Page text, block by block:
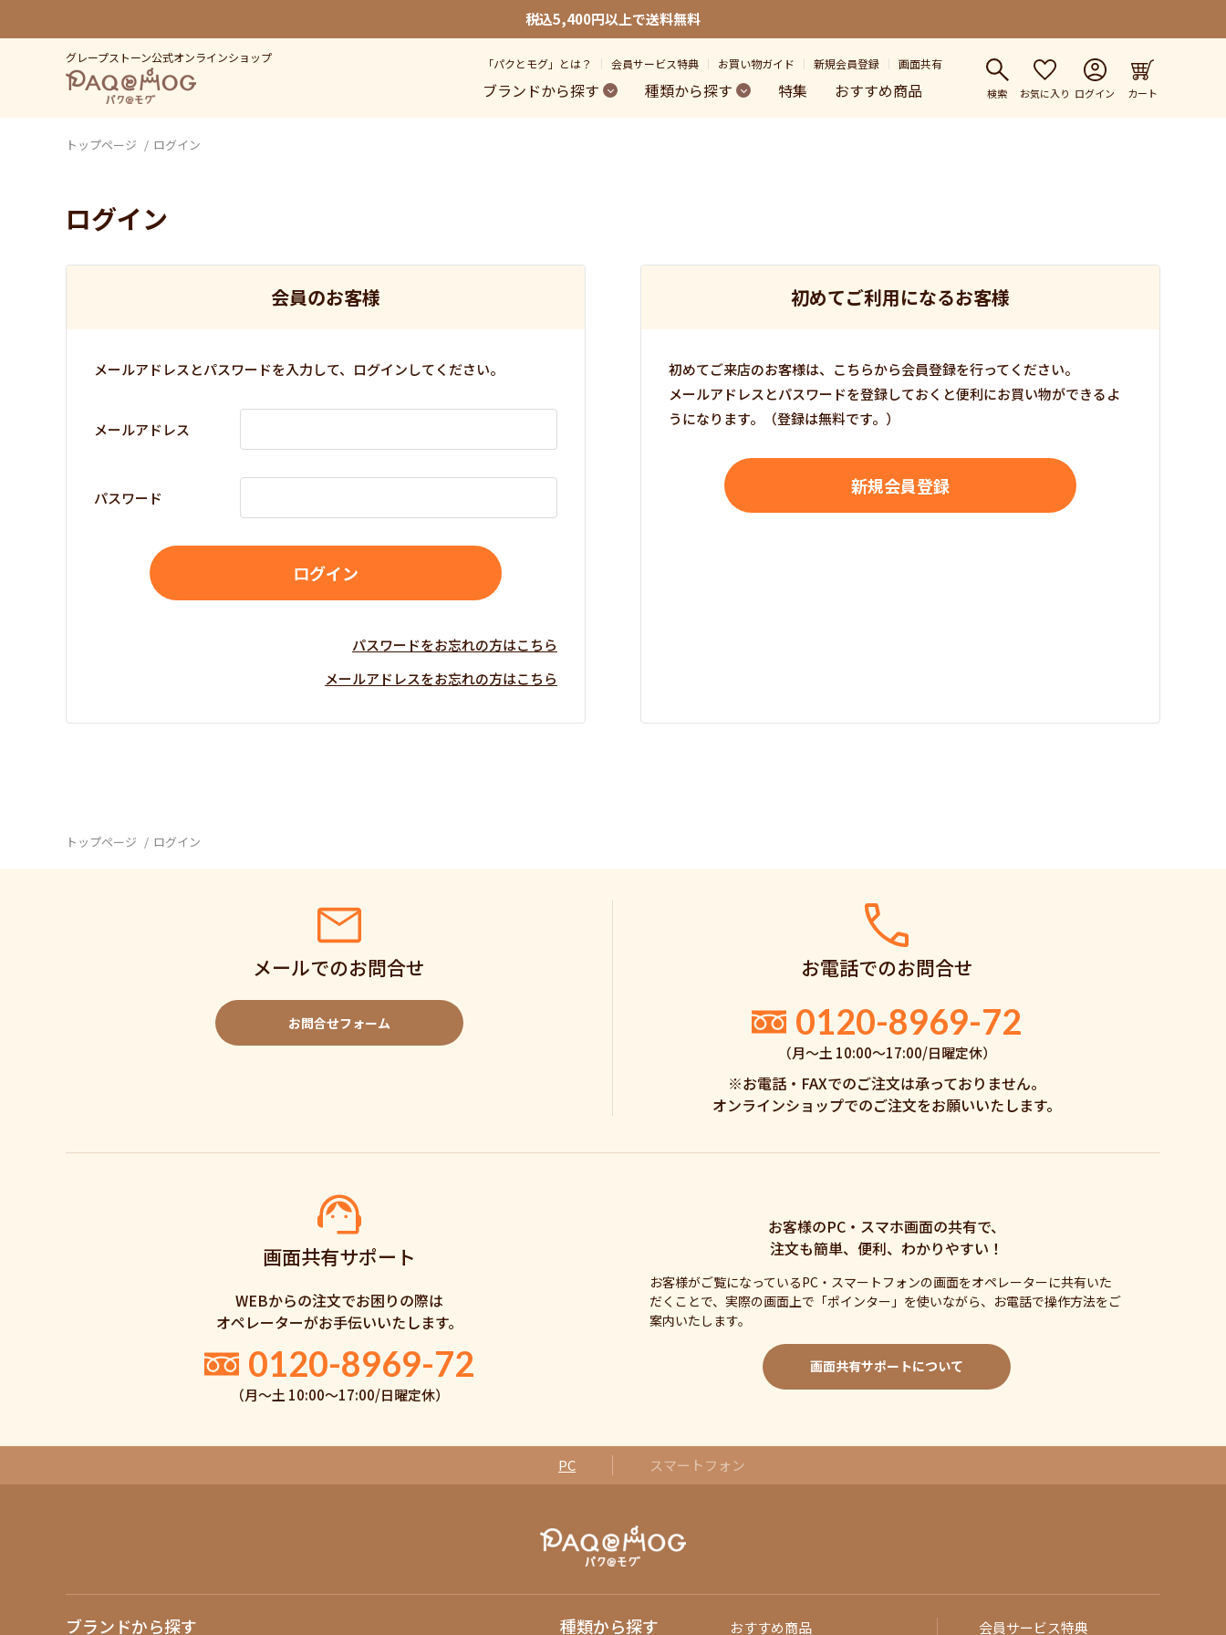
税込5,400円以上で送料無料
グレープストーン公式オンラインショップ 「パクとモグ」とは？ 会員サービス特典 お買い物ガイド 新規会員登録 画面共有
ブランドから探す 種類から探す 特集 おすすめ商品 検索 お気に入り ログイン カート
トップページ ログイン
ログイン
会員のお客様
メールアドレスとパスワードを入力して、ログインしてください。
メールアドレス
パスワード
パスワードをお忘れの方はこちら
メールアドレスをお忘れの方はこちら
初めてご利用になるお客様
初めてご来店のお客様は、こちらから会員登録を行ってください。
メールアドレスとパスワードを登録しておくと便利にお買い物ができるよ
うになります。（登録は無料です。）
トップページ ログイン
メールでのお問合せ
お問合せフォーム
お電話でのお問合せ
0120-8969-72
（月〜土 10:00〜17:00/日曜定休）
※お電話・FAXでのご注文は承っておりません。
オンラインショップでのご注文をお願いいたします。
画面共有サポート
WEBからの注文でお困りの際は
オペレーターがお手伝いいたします。
0120-8969-72
（月〜土 10:00〜17:00/日曜定休）
お客様のPC・スマホ画面の共有で、
注文も簡単、便利、わかりやすい！
お客様がご覧になっているPC・スマートフォンの画面をオペレーターに共有いた
だくことで、実際の画面上で「ポインター」を使いながら、お電話で操作方法をご
案内いたします。
画面共有サポートについて
PC スマートフォン
ブランドから探す 種類から探す おすすめ商品 会員サービス特典